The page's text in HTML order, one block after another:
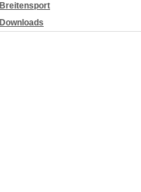
Breitensport
Downloads